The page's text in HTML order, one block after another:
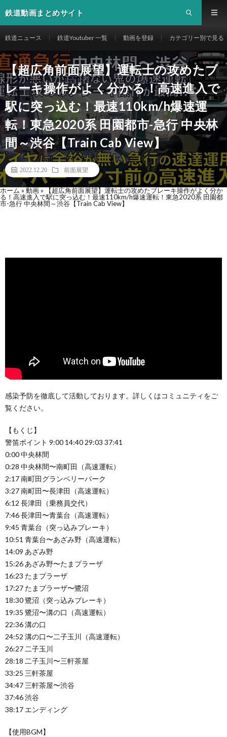
鉄道動画まとめサイト
鉄道ニュース 鉄道Youtuber 一覧 動画を登録 カテゴリー別で見る
【超広角前面展望】運転士の攻めたブ
レーキ操作がよく分かる！高速進入で
駅に突っ込む！最速110km/h爆速運
転！東急2020系 田園都市-急行 中央林
間～渋谷【Train Cab View】
2022.12.20 前面展望
ホーム » 動画 » 【超広角前面展望】運転士の攻めたブレーキ操作がよく分か
る！高速進入で駅に突っ込む！最速110km/h爆速運転！東急2020系 田園都
市-急行 中央林間～渋谷【Train Cab View】
感染予防を徹底して活動しております。詳しくはコミュニティをご
覧ください。
【もくじ】
警笛ポイント 9:00 14:40 29:03 37:41
0:00 中央林間
0:28 中央林間〜南町田（高速運転）
2:17 南町田グランベリーパーク
3:27 南町田〜長津田（高速運転）
6:12 長津田（乗務員交代）
7:46 長津田〜青葉台（高速運転）
9:45 青葉台（突っ込みブレーキ）
10:51 青葉台〜あざみ野（高速運転）
14:09 あざみ野
15:26 あざみ野〜たまプラーザ
16:23 たまプラーザ
17:27 たまプラーザ〜鷺沼
18:30 鷺沼（突っ込みブレーキ）
19:35 鷺沼〜溝の口（高速運転）
22:36 溝の口
24:52 溝の口〜二子玉川（高速運転）
26:27 二子玉川
28:18 二子玉川〜三軒茶屋
33:25 三軒茶屋
34:47 三軒茶屋〜渋谷
37:46 渋谷
38:17 エンディング
【使用BGM】